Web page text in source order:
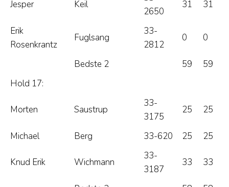
Jesper Keil
2650
31 31
Erik
Rosenkrantz
Fuglsang
33-
2812
0 0
Bedste 2 59
59
Hold 17:
Morten Saustrup
33-
3175
25 25
Michael Berg 33-620 25 25
Knud Erik Wichmann
33-
3187
33 33